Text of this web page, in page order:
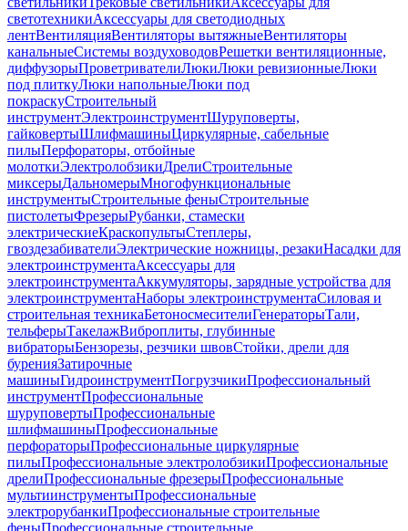
светотехникиАксессуары для светодиодных
лентВентиляцияВентиляторы вытяжныеВентиляторы
канальныеСистемы воздуховодовРешетки вентиляционные,
диффузорыПроветривателиЛюкиЛюки ревизионныеЛюки
под плиткуЛюки напольныеЛюки под
покраскуСтроительный
инструментЭлектроинструментШуруповерты,
гайковертыШлифмашиныЦиркулярные, сабельные
пилыПерфораторы, отбойные
молоткиЭлектролобзикиДрелиСтроительные
миксерыДальномерыМногофункциональные
инструментыСтроительные феныСтроительные
пистолетыФрезерыРубанки, стамески
электрическиеКраскопультыСтеплеры,
гвоздезабивателиЭлектрические ножницы, резакиНасадки для
электроинструментаАксессуары для
электроинструментаАккумуляторы, зарядные устройства для
электроинструментаНаборы электроинструментаСиловая и
строительная техникаБетоносмесителиГенераторыТали,
тельферыТакелажВиброплиты, глубинные
вибраторыБензорезы, резчики швовСтойки, дрели для
буренияЗатирочные
машиныГидроинструментПогрузчикиПрофессиональный
инструментПрофессиональные
шуруповертыПрофессиональные
шлифмашиныПрофессиональные
перфораторыПрофессиональные циркулярные
пилыПрофессиональные электролобзикиПрофессиональные
дрелиПрофессиональные фрезерыПрофессиональные
мультиинструментыПрофессиональные
электрорубанкиПрофессиональные строительные
феныПрофессиональные строительные